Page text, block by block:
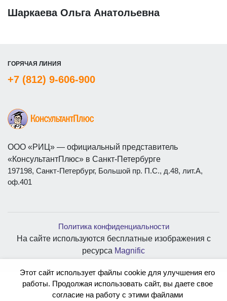
Шаркаева Ольга Анатольевна
ГОРЯЧАЯ ЛИНИЯ
+7 (812) 9-606-900
ООО «РИЦ» — официальный представитель
«КонсультантПлюс» в Санкт-Петербурге
197198, Санкт-Петербург, Большой пр. П.С., д.48, лит.А,
оф.401
Политика конфиденциальности
На сайте используются бесплатные изображения с
ресурса Magnific
Этот сайт использует файлы cookie для улучшения его
работы. Продолжая использовать сайт, вы даете свое
согласие на работу с этими файлами